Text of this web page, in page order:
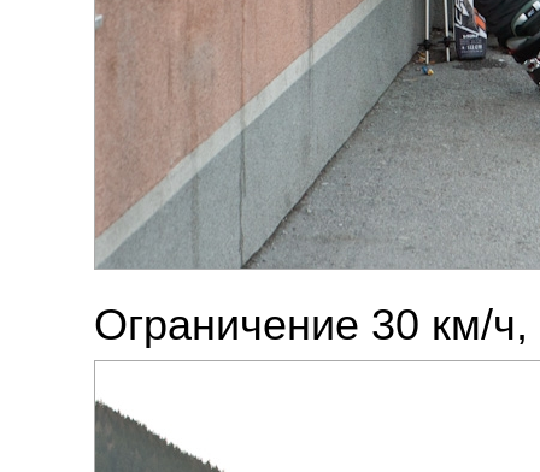
Ограничение 30 км/